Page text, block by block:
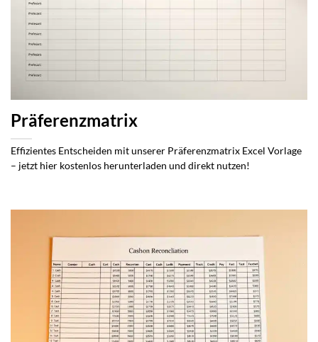
Präferenzmatrix
Effizientes Entscheiden mit unserer Präferenzmatrix Excel Vorlage
– jetzt hier kostenlos herunterladen und direkt nutzen!